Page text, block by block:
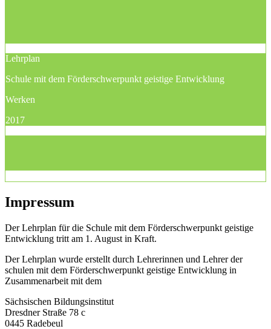
Lehrplan
Schule mit dem Förderschwerpunkt geistige Entwicklung
Werken
2017
Impressum
Der Lehrplan für die Schule mit dem Förderschwerpunkt geistige
Entwicklung tritt am 1. August in Kraft.
Der Lehrplan wurde erstellt durch Lehrerinnen und Lehrer der
schulen mit dem Förderschwerpunkt geistige Entwicklung in
Zusammenarbeit mit dem
Sächsischen Bildungsinstitut
Dresdner Straße 78 c
0445 Radebeul